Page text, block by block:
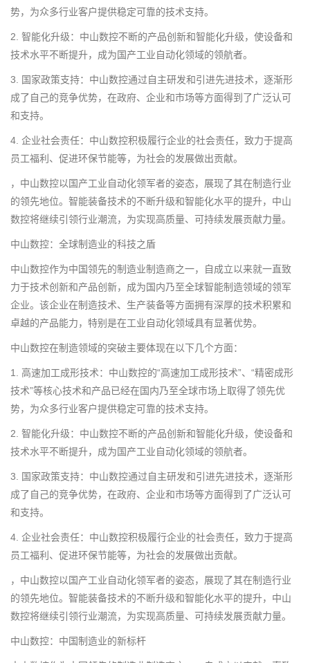
势，为众多行业客户提供稳定可靠的技术支持。
2. 智能化升级：中山数控不断的产品创新和智能化升级，使设备和
技术水平不断提升，成为国产工业自动化领域的领航者。
3. 国家政策支持：中山数控通过自主研发和引进先进技术，逐渐形
成了自己的竞争优势，在政府、企业和市场等方面得到了广泛认可
和支持。
4. 企业社会责任：中山数控积极履行企业的社会责任，致力于提高
员工福利、促进环保节能等，为社会的发展做出贡献。
，中山数控以国产工业自动化领军者的姿态，展现了其在制造行业
的领先地位。智能装备技术的不断升级和智能化水平的提升，中山
数控将继续引领行业潮流，为实现高质量、可持续发展贡献力量。
中山数控：全球制造业的科技之盾
中山数控作为中国领先的制造业制造商之一，自成立以来就一直致
力于技术创新和产品创新，成为国内乃至全球智能制造领域的领军
企业。该企业在制造技术、生产装备等方面拥有深厚的技术积累和
卓越的产品能力，特别是在工业自动化领域具有显著优势。
中山数控在制造领域的突破主要体现在以下几个方面：
1. 高速加工成形技术：中山数控的“高速加工成形技术”、“精密成形
技术”等核心技术和产品已经在国内乃至全球市场上取得了领先优
势，为众多行业客户提供稳定可靠的技术支持。
2. 智能化升级：中山数控不断的产品创新和智能化升级，使设备和
技术水平不断提升，成为国产工业自动化领域的领航者。
3. 国家政策支持：中山数控通过自主研发和引进先进技术，逐渐形
成了自己的竞争优势，在政府、企业和市场等方面得到了广泛认可
和支持。
4. 企业社会责任：中山数控积极履行企业的社会责任，致力于提高
员工福利、促进环保节能等，为社会的发展做出贡献。
，中山数控以国产工业自动化领军者的姿态，展现了其在制造行业
的领先地位。智能装备技术的不断升级和智能化水平的提升，中山
数控将继续引领行业潮流，为实现高质量、可持续发展贡献力量。
中山数控：中国制造业的新标杆